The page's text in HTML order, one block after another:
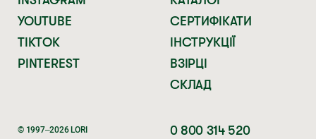
© 1997–2026 LORI
YOUTUBE
TIKTOK
PINTEREST
СЕРТИФІКАТИ
ІНСТРУКЦІЇ
ВЗІРЦІ
СКЛАД
0 800 314 520